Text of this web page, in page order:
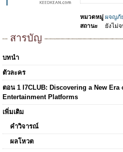
หมวดหมู่ ผจญภั
สถานะ
ยังไม่
สารบัญ
บทนำ
ตัวละคร
ตอน 1 I7CLUB: Discovering a New Era
Entertainment Platforms
เพิ่มเติม
คำวิจารณ์
ผลโหวต